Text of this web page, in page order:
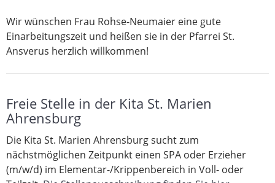
Wir wünschen Frau Rohse-Neumaier eine gute
Einarbeitungszeit und heißen sie in der Pfarrei St.
Ansverus herzlich willkommen!
Freie Stelle in der Kita St. Marien
Ahrensburg
Die Kita St. Marien Ahrensburg sucht zum
nächstmöglichen Zeitpunkt einen SPA oder Erzieher
(m/w/d) im Elementar-/Krippenbereich in Voll- oder